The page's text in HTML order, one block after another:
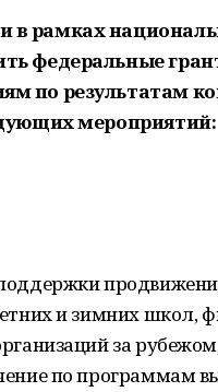
в рамках
федеральные
по результатам
мероприятий:
и зимних школ,
за
по программам